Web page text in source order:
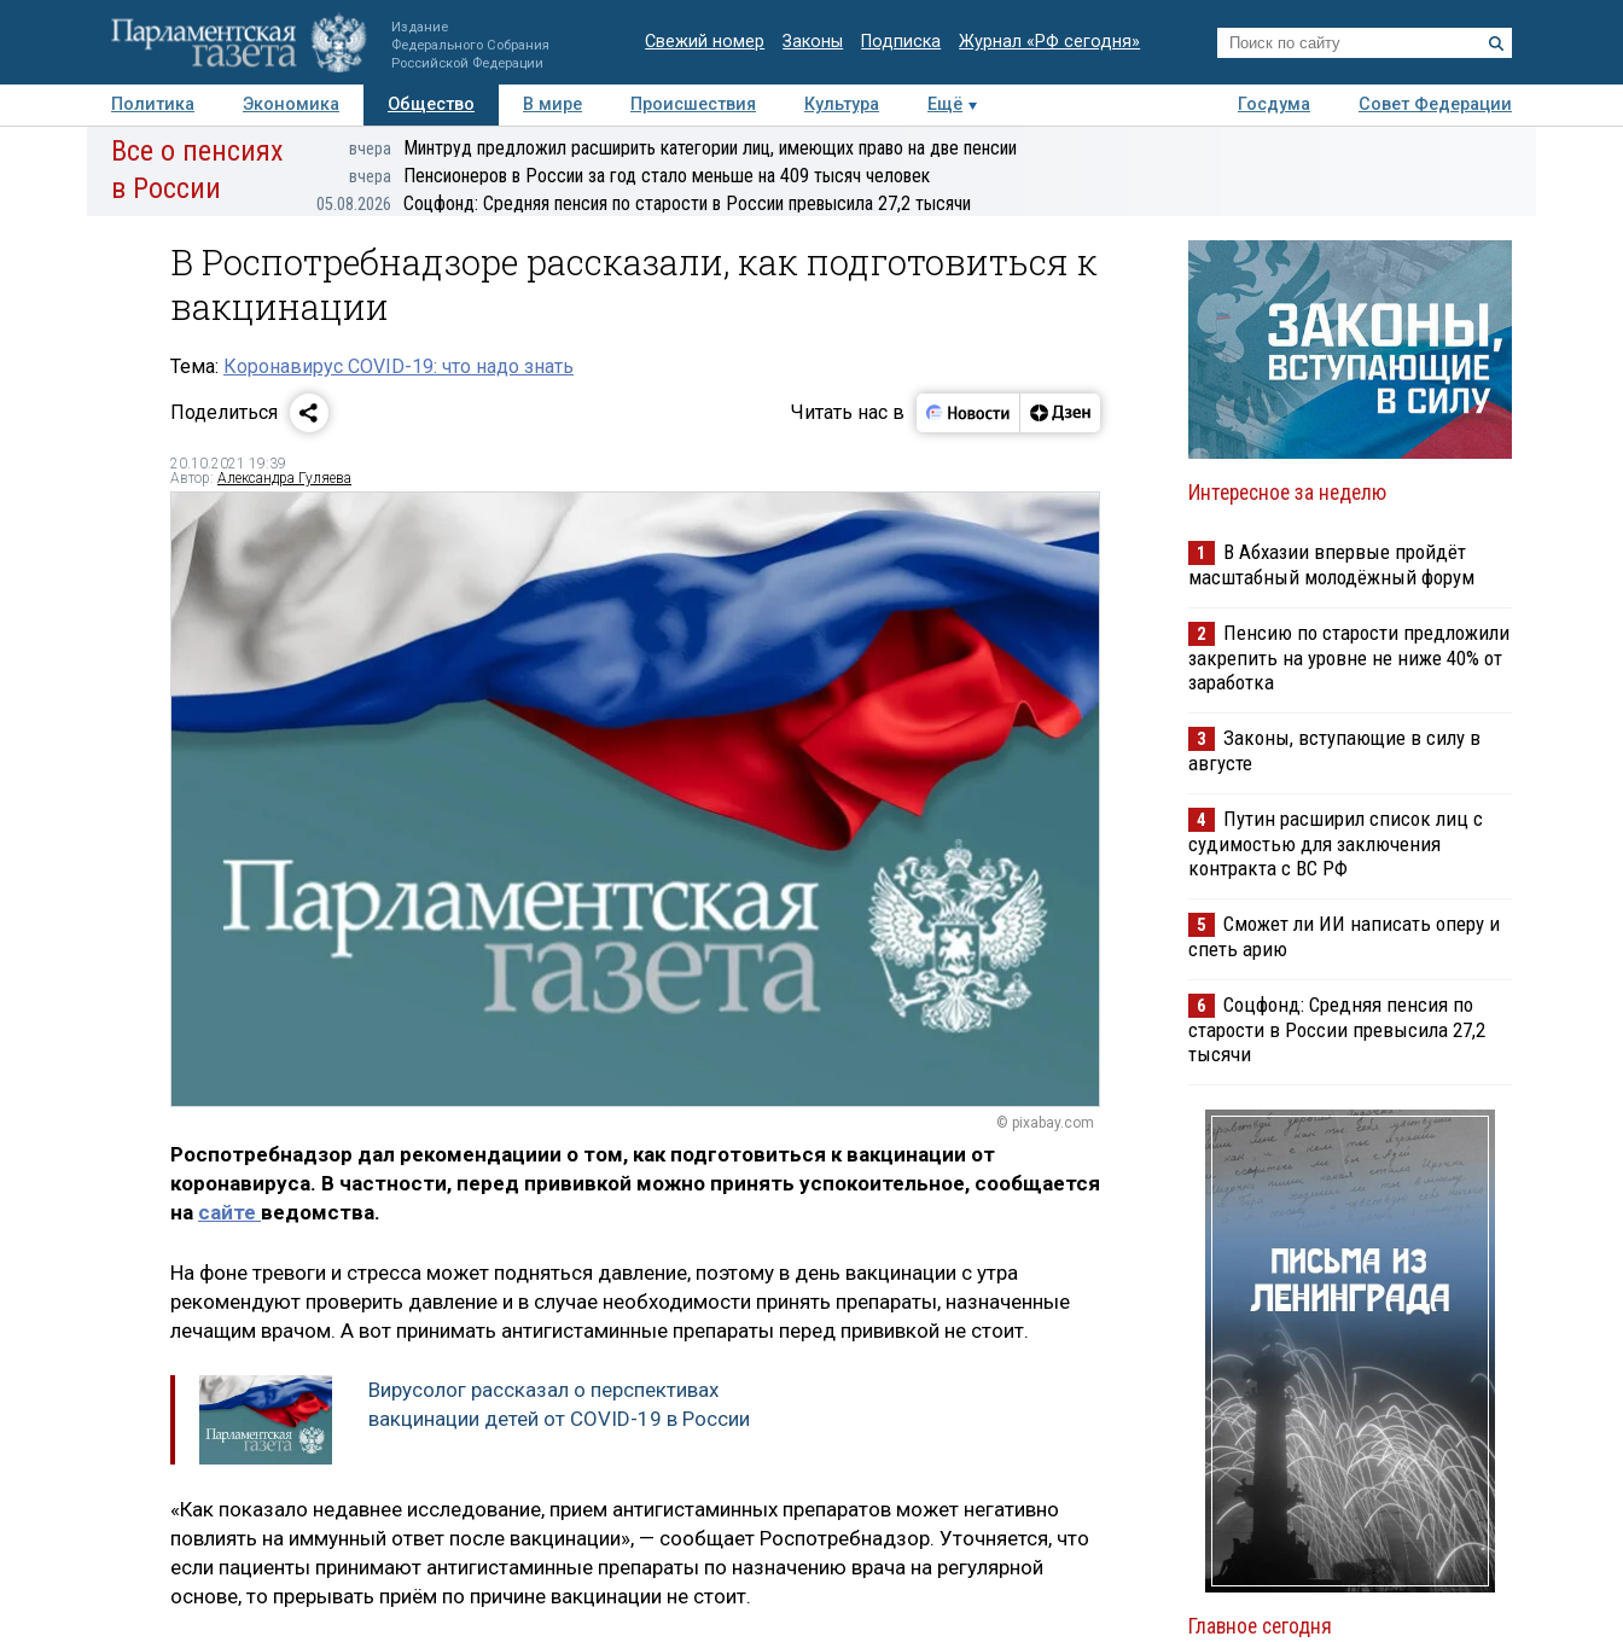
Издание
Федерального Собрания
Российской Федерации
Свежий номер Законы Подписка Журнал «РФ сегодня»
Политика Экономика Общество В мире Происшествия Культура Ещё Госдума
Совет Федерации
Авторы Персоны Мнения Регионы Медиацентр Интервью Колумнисты
Деловая
Все о пенсиях
в России
вчера Минтруд предложил расширить категории лиц, имеющих право на две пенсии
вчера Пенсионеров в России за год стало меньше на 409 тысяч человек
05.08.2026 Соцфонд: Средняя пенсия по старости в России превысила 27,2 тысячи
В Роспотребнадзоре рассказали, как подготовиться к
вакцинации
Тема: Коронавирус COVID-19: что надо знать
Поделиться
Читать нас в
20.10.2021 19:39
Автор: Александра Гуляева
© pixabay.com
Роспотребнадзор дал рекомендациии о том, как подготовиться к вакцинации от
коронавируса. В частности, перед прививкой можно принять успокоительное, сообщается
на сайте ведомства.
На фоне тревоги и стресса может подняться давление, поэтому в день вакцинации с утра
рекомендуют проверить давление и в случае необходимости принять препараты, назначенные
лечащим врачом. А вот принимать антигистаминные препараты перед прививкой не стоит.
Вирусолог рассказал о перспективах
вакцинации детей от COVID-19 в России
«Как показало недавнее исследование, прием антигистаминных препаратов может негативно
повлиять на иммунный ответ после вакцинации», — сообщает Роспотребнадзор. Уточняется, что
если пациенты принимают антигистаминные препараты по назначению врача на регулярной
основе, то прерывать приём по причине вакцинации не стоит.
Интересное за неделю
1
В Абхазии впервые пройдёт
масштабный молодёжный форум
2
Пенсию по старости предложили
закрепить на уровне не ниже 40% от
заработка
3
Законы, вступающие в силу в
августе
4
Путин расширил список лиц с
судимостью для заключения
контракта с ВС РФ
5
Сможет ли ИИ написать оперу и
спеть арию
6
Соцфонд: Средняя пенсия по
старости в России превысила 27,2
тысячи
Главное сегодня